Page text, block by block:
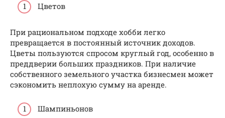
Цветов
При рациональном подходе хобби легко
превращается в постоянный источник доходов.
Цветы пользуются спросом круглый год, особенно в
преддверии больших праздников. При наличие
собственного земельного участка бизнесмен может
сэкономить неплохую сумму на аренде.
Шампиньонов